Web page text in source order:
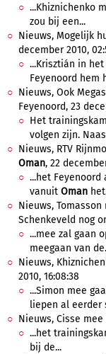
...Khiznichenko
zou bij een...
Nieuws, Mogelijk
december 2010,
...Krisztián in
Feyenoord hem
Nieuws, Ook
Feyenoord, 23
Het
volgen zijn.
Nieuws, RTV
Oman, 22
...het
vanuit Oman
Nieuws,
Schenkeveld nog
...mee zal gaan
meegaan van
Nieuws,
2010, 16:08:38
...Simon mee
liepen al eerder
Nieuws, Cisse
...het
bij de...